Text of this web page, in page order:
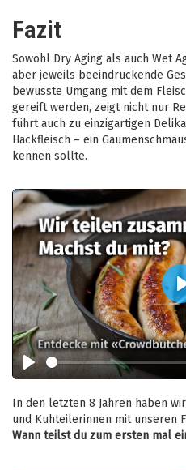
Fazit
Sowohl Dry Aging als auch Wet
aber jeweils beeindruckende
bewusste Umgang mit dem
gereift werden, zeigt nicht nur
führt auch zu einzigartigen
Hackfleisch – ein
kennen sollte.
Play
In den letzten 8 Jahren haben
und Kuhteilerinnen mit unseren
Wann teilst du zum ersten mal